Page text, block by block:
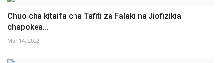
Chuo cha kitaifa cha Tafiti za Falaki na Jiofizikia
chapokea...
Mar 14, 2022